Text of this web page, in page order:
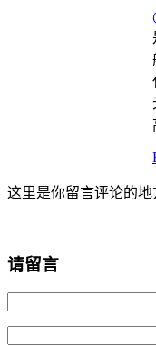
这里是你留言评论的地
请留言